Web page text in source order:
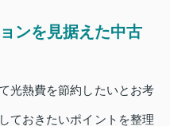
ンを見据えた中古
光熱費を節約したいとお考
ておきたいポイントを整理